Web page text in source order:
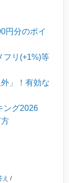
円分のポイ
フリ(+1%)等
」！有効な
ング2026
/